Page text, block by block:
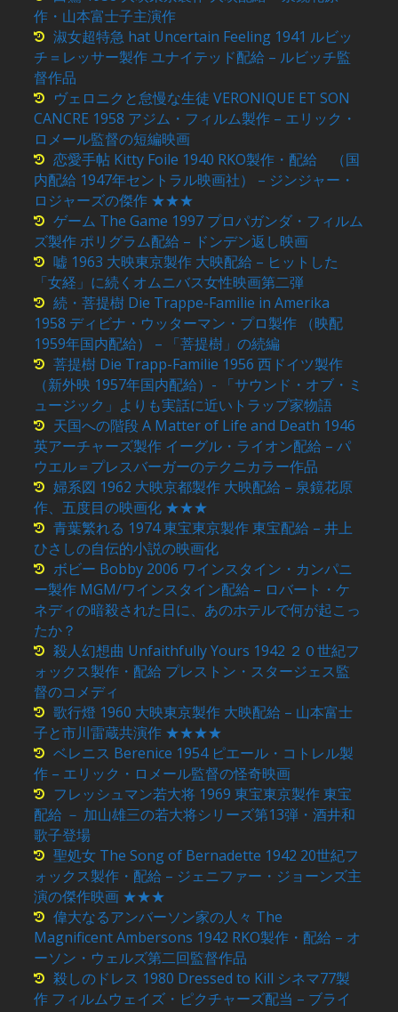
作・山本富士子主演作
淑女超特急 hat Uncertain Feeling 1941 ルビッ
チ＝レッサー製作 ユナイテッド配給 – ルビッチ監
督作品
ヴェロニクと怠慢な生徒 VERONIQUE ET SON
CANCRE 1958 アジム・フィルム製作 – エリック・
ロメール監督の短編映画
恋愛手帖 Kitty Foile 1940 RKO製作・配給 （国
内配給 1947年セントラル映画社） – ジンジャー・
ロジャーズの傑作 ★★★
ゲーム The Game 1997 プロパガンダ・フィルム
ズ製作 ポリグラム配給 – ドンデン返し映画
嘘 1963 大映東京製作 大映配給 – ヒットした
「女経」に続くオムニバス女性映画第二弾
続・菩提樹 Die Trappe-Familie in Amerika
1958 ディビナ・ウッターマン・プロ製作 （映配
1959年国内配給） – 「菩提樹」の続編
菩提樹 Die Trapp-Familie 1956 西ドイツ製作
（新外映 1957年国内配給）- 「サウンド・オブ・ミ
ュージック」よりも実話に近いトラップ家物語
天国への階段 A Matter of Life and Death 1946
英アーチャーズ製作 イーグル・ライオン配給 – パ
ウエル＝プレスバーガーのテクニカラー作品
婦系図 1962 大映京都製作 大映配給 – 泉鏡花原
作、五度目の映画化 ★★★
青葉繁れる 1974 東宝東京製作 東宝配給 – 井上
ひさしの自伝的小説の映画化
ボビー Bobby 2006 ワインスタイン・カンパニ
ー製作 MGM/ワインスタイン配給 – ロバート・ケ
ネディの暗殺された日に、あのホテルで何が起こっ
たか？
殺人幻想曲 Unfaithfully Yours 1942 ２０世紀フ
ォックス製作・配給 プレストン・スタージェス監
督のコメディ
歌行燈 1960 大映東京製作 大映配給 – 山本富士
子と市川雷蔵共演作 ★★★★
ベレニス Berenice 1954 ピエール・コトレル製
作 – エリック・ロメール監督の怪奇映画
フレッシュマン若大将 1969 東宝東京製作 東宝
配給 － 加山雄三の若大将シリーズ第13弾・酒井和
歌子登場
聖処女 The Song of Bernadette 1942 20世紀フ
ォックス製作・配給 – ジェニファー・ジョーンズ主
演の傑作映画 ★★★
偉大なるアンバーソン家の人々 The
Magnificent Ambersons 1942 RKO製作・配給 – オ
ーソン・ウェルズ第二回監督作品
殺しのドレス 1980 Dressed to Kill シネマ77製
作 フィルムウェイズ・ピクチャーズ配当 – ブライ